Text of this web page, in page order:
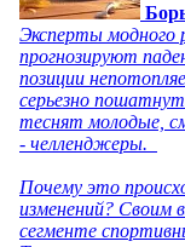
Эксперты модного
прогнозируют
позиции
серьезно
теснят молодые,
- челленджеры.
Почему это
изменений? Своим
сегменте